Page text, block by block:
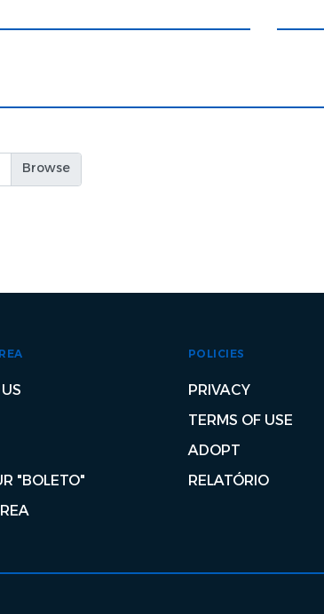
"BOLETO"
POLICIES
PRIVACY
TERMS OF USE
ADOPT
RELATÓRIO